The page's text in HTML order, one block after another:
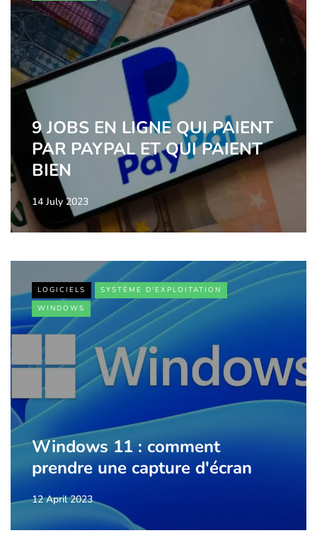
9 JOBS EN LIGNE QUI PAIENT
PAR PAYPAL ET QUI PAIENT
BIEN
14 July 2023
LOGICIELS
SYSTÈME D'EXPLOITATION
WINDOWS
Windows 11 : comment
prendre une capture d'écran
12 April 2023